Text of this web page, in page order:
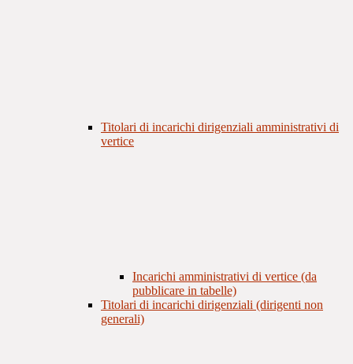
Titolari di incarichi dirigenziali amministrativi di
vertice
Incarichi amministrativi di vertice (da
pubblicare in tabelle)
Titolari di incarichi dirigenziali (dirigenti non
generali)